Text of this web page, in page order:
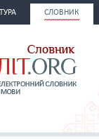
СЛОВНИК